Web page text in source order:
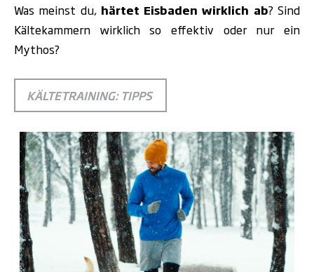
Was meinst du, härtet Eisbaden wirklich ab? Sind
Kältekammern wirklich so effektiv oder nur ein
Mythos?
KÄLTETRAINING: TIPPS